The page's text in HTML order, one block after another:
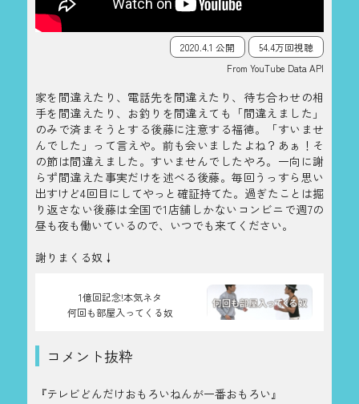
2020.4.1 公開
54.4万回視聴
From YouTube Data API
家を間違えたり、電話先を間違えたり、待ち合わせの相
手を間違えたり、お釣りを間違えても「間違えました」
のみで済まそうとする後藤に注意する福徳。「すいませ
んでした」って言えや。前も会いましたよね？あぁ！そ
の節は間違えました。すいませんでしたやろ。一向に謝
らず間違えた事実だけを述べる後藤。毎回うっすら思い
出すけど4回目にしてやっと確証持てた。過ぎたことは掘
り返さない後藤は全国で1店舗しかないコンビニで週7の
昼も夜も働いているので、いつでも来てください。
謝りまくる奴↓
1億回記念!本気ネタ
何回も部屋入ってくる奴
コメント抜粋
『テレビどんだけおもろいねんが一番おもろい』